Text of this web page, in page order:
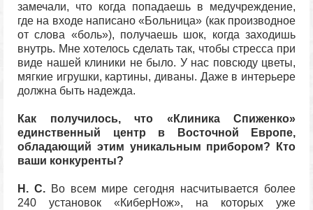
замечали, что когда попадаешь в медучреждение,
где на входе написано «Больница» (как производное
от слова «боль»), получаешь шок, когда заходишь
внутрь. Мне хотелось сделать так, чтобы стресса при
виде нашей клиники не было. У нас повсюду цветы,
мягкие игрушки, картины, диваны. Даже в интерьере
должна быть надежда.
Как получилось, что «Клиника Спиженко»
единственный центр в Восточной Европе,
обладающий этим уникальным прибором? Кто
ваши конкуренты?
Н. С.Во всем мире сегодня насчитывается более
240 установок «КиберНож», на которых уже